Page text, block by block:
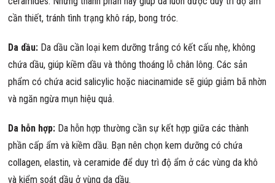
cần thiết, tránh tình trạng khô ráp, bong tróc.
Da dầu: Da dầu cần loại kem dưỡng trắng có kết cấu nhẹ, không
chứa dầu, giúp kiềm dầu và thông thoáng lỗ chân lông. Các sản
phẩm có chứa acid salicylic hoặc niacinamide sẽ giúp giảm bã nhờn
và ngăn ngừa mụn hiệu quả.
Da hỗn hợp: Da hỗn hợp thường cần sự kết hợp giữa các thành
phần cấp ẩm và kiềm dầu. Bạn nên chọn kem dưỡng có chứa
collagen, elastin, và ceramide để duy trì độ ẩm ở các vùng da khô
và kiểm soát dầu ở vùng da dầu.